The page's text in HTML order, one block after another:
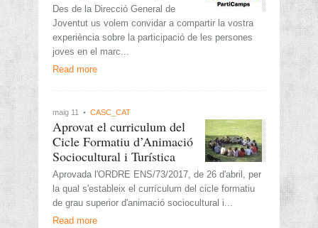
Des de la Direcció General de
Joventut us volem convidar a compartir la vostra
experiència sobre la participació de les persones
joves en el marc...
Read more
maig 11 • CASC_CAT
Aprovat el curriculum del
Cicle Formatiu d’Animació
Sociocultural i Turística
Aprovada l'ORDRE ENS/73/2017, de 26 d'abril, per
la qual s'estableix el currículum del cicle formatiu
de grau superior d'animació sociocultural i...
Read more